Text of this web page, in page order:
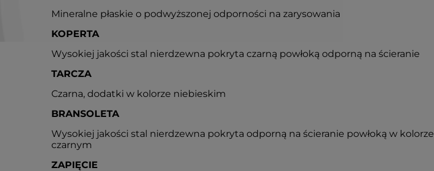
Mineralne płaskie o podwyższonej odporności na zarysowania
KOPERTA
Wysokiej jakości stal nierdzewna pokryta czarną powłoką odporną na ścieranie
TARCZA
Czarna, dodatki w kolorze niebieskim
BRANSOLETA
Wysokiej jakości stal nierdzewna pokryta odporną na ścieranie powłoką w kolorze
czarnym
ZAPIĘCIE